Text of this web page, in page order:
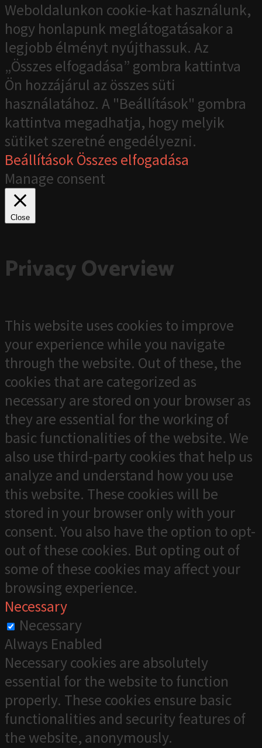
Weboldalunkon cookie-kat használunk,
hogy honlapunk meglátogatásakor a
legjobb élményt nyújthassuk. Az
„Összes elfogadása” gombra kattintva
Ön hozzájárul az összes süti
használatához. A "Beállítások" gombra
kattintva megadhatja, hogy melyik
sütiket szeretné engedélyezni.
BeállításokÖsszes elfogadása
Manage consent
Close
Privacy Overview
This website uses cookies to improve
your experience while you navigate
through the website. Out of these, the
cookies that are categorized as
necessary are stored on your browser as
they are essential for the working of
basic functionalities of the website. We
also use third-party cookies that help us
analyze and understand how you use
this website. These cookies will be
stored in your browser only with your
consent. You also have the option to opt-
out of these cookies. But opting out of
some of these cookies may affect your
browsing experience.
Necessary
Necessary
Always Enabled
Necessary cookies are absolutely
essential for the website to function
properly. These cookies ensure basic
functionalities and security features of
the website, anonymously.